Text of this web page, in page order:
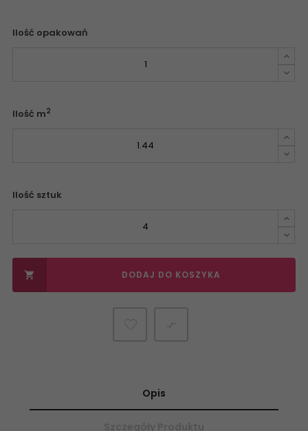
Ilość opakowań
Ilość m2
Ilość sztuk
 DODAJ DO KOSZYKA
Opis